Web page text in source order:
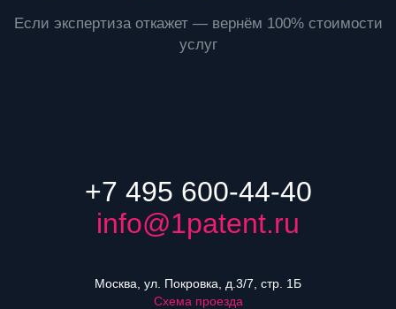
Если экспертиза откажет — вернём 100% стоимости
услуг
+7 495 600-44-40
info@1patent.ru
Москва, ул. Покровка, д.3/7, стр. 1Б
Схема проезда